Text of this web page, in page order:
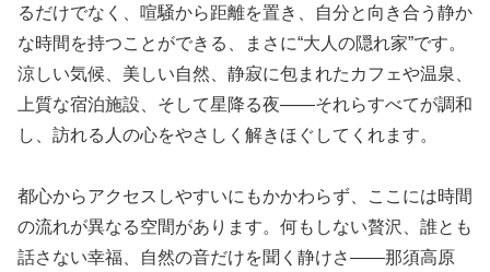
るだけでなく、喧騒から距離を置き、自分と向き合う静か
な時間を持つことができる、まさに“大人の隠れ家”です。
涼しい気候、美しい自然、静寂に包まれたカフェや温泉、
上質な宿泊施設、そして星降る夜――それらすべてが調和
し、訪れる人の心をやさしく解きほぐしてくれます。
都心からアクセスしやすいにもかかわらず、ここには時間
の流れが異なる空間があります。何もしない贅沢、誰とも
話さない幸福、自然の音だけを聞く静けさ――那須高原